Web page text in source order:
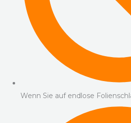
Wenn Sie auf endlose